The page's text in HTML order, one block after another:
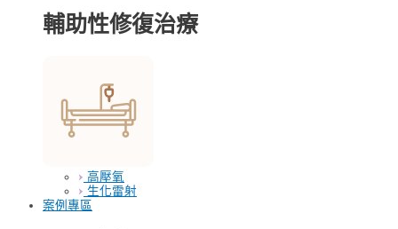
輔助性修復治療
高壓氧
生化雷射
案例專區